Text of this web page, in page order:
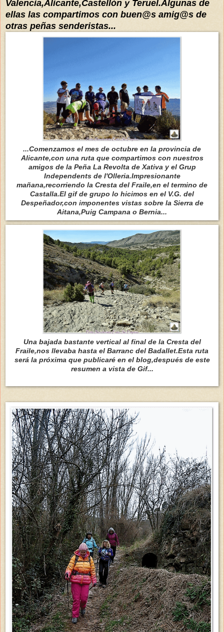
Valencia,Alicante,Castellón y Teruel.Algunas de
ellas las compartimos con buen@s amig@s de
otras peñas senderistas...
...Comenzamos el mes de octubre en la provincia de
Alicante,con una ruta que compartimos con nuestros
amigos de la Peña La Revolta de Xativa y el Grup
Independents de l'Olleria.Impresionante
mañana,recorriendo la Cresta del Fraile,en el termino de
Castalla.El gif de grupo lo hicimos en el V.G. del
Despeñador,con imponentes vistas sobre la Sierra de
Aitana,Puig Campana o Bernia...
Una bajada bastante vertical al final de la Cresta del
Fraile,nos llevaba hasta el Barranc del Badallet.Esta ruta
será la próxima que publicaré en el blog,después de este
resumen a vista de Gif...